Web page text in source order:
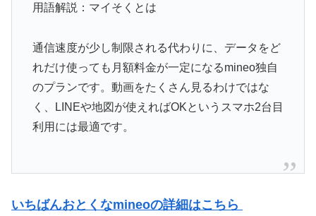
用語解説：マイそくとは
通信速度が少し制限される代わりに、データをど
れだけ使っても月額料金が一定になるmineo独自
のプランです。動画をたくさん見るわけではな
く、LINEや地図が使えればOKというスマホ2台目
利用には最適です。
いちばんおとくなmineoの詳細はこちら